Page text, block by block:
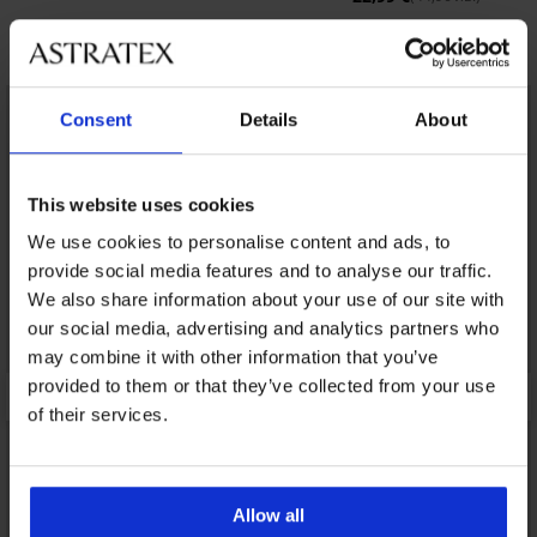
Consent Details About
This website uses cookies
We use cookies to personalise content and ads, to
provide social media features and to analyse our traffic.
We also share information about your use of our site with
our social media, advertising and analytics partners who
may combine it with other information that you’ve
provided to them or that they’ve collected from your use
of their services.
Allow all
Открийте подобни артикули